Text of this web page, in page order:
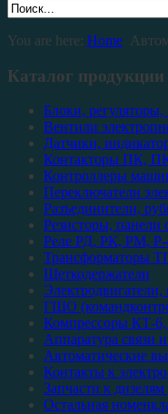
You are here: Home
Каталог продукции
Блоки,
Вентили
Датчики,
Контакторы ПК,
Контроллеры
Переключатели
Разъединители,
Резисторы,
Реле РД, РК, РМ,
Трансформаторы
Щеткодержатели
ГШО
Компрессоры КТ-
Аппаратура связи
Автоматические
Контакты к
Запчасти к
Остальная